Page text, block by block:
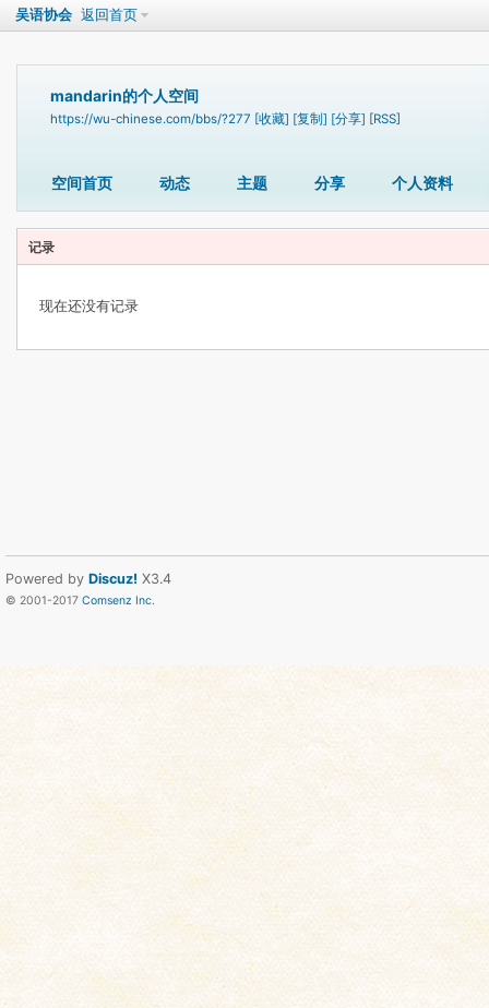
吴语协会 返回首页
mandarin的个人空间
https://wu-chinese.com/bbs/?277 [收藏] [复制] [分享] [RSS]
空间首页 动态 主题 分享 个人资料
记录
现在还没有记录
Powered by Discuz! X3.4
© 2001-2017 Comsenz Inc.